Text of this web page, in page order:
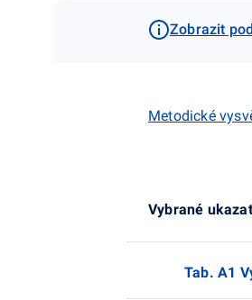
Zobrazit
Metodické
Vybrané
Tab. A1